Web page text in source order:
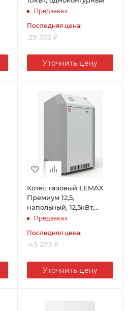
Предзаказ
Последняя цена:
29 333₽
Уточнить цену
Котел газовый LEMAX
Премиум 12,5,
напольный, 12,5кВт,
одноконтурный,
Предзаказ
Последняя цена:
43 272₽
Уточнить цену